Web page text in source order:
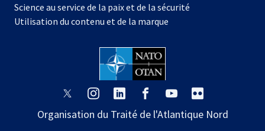
nouvel
onglet
Science au service de la paix et de la sécurité
Utilisation du contenu et de la marque
s’ouvre
un
s’ouvre
un
s’ouvre
un
s’ouvre
un
s’ouvre
un
un
Organisation du Traité de l'Atlantique Nord